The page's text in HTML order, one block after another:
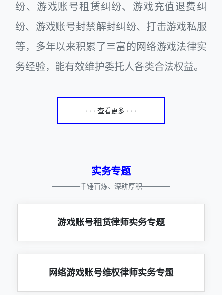
纷、游戏账号租赁纠纷、游戏充值退费纠
纷、游戏账号封禁解封纠纷、打击游戏私服
等，多年以来积累了丰富的网络游戏法律实
务经验，能有效维护委托人各类合法权益。
· · · 查看更多 · · ·
实务专题
————千锤百炼、深耕厚积————
游戏账号租赁律师实务专题
网络游戏账号维权律师实务专题